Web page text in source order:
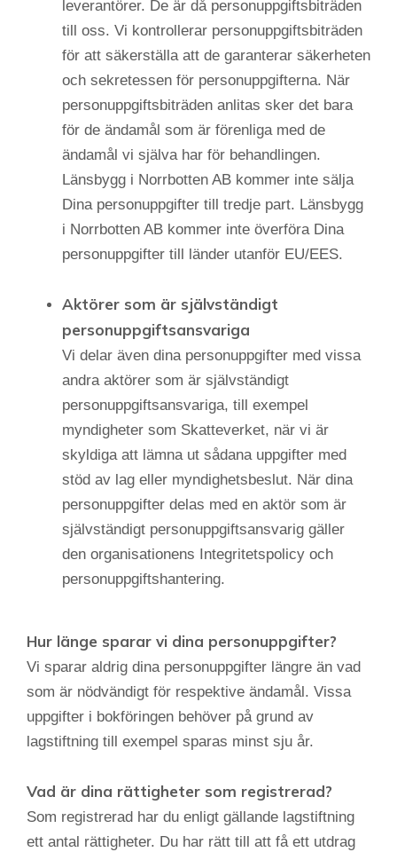
leverantörer. De är då personuppgiftsbiträden
till oss. Vi kontrollerar personuppgiftsbiträden
för att säkerställa att de garanterar säkerheten
och sekretessen för personuppgifterna. När
personuppgiftsbiträden anlitas sker det bara
för de ändamål som är förenliga med de
ändamål vi själva har för behandlingen.
Länsbygg i Norrbotten AB kommer inte sälja
Dina personuppgifter till tredje part. Länsbygg
i Norrbotten AB kommer inte överföra Dina
personuppgifter till länder utanför EU/EES.
Aktörer som är självständigt
personuppgiftsansvariga
Vi delar även dina personuppgifter med vissa
andra aktörer som är självständigt
personuppgiftsansvariga, till exempel
myndigheter som Skatteverket, när vi är
skyldiga att lämna ut sådana uppgifter med
stöd av lag eller myndighetsbeslut. När dina
personuppgifter delas med en aktör som är
självständigt personuppgiftsansvarig gäller
den organisationens Integritetspolicy och
personuppgiftshantering.
Hur länge sparar vi dina personuppgifter?
Vi sparar aldrig dina personuppgifter längre än vad
som är nödvändigt för respektive ändamål. Vissa
uppgifter i bokföringen behöver på grund av
lagstiftning till exempel sparas minst sju år.
Vad är dina rättigheter som registrerad?
Som registrerad har du enligt gällande lagstiftning
ett antal rättigheter. Du har rätt till att få ett utdrag